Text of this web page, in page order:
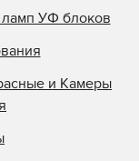
ламп УФ блоков
и Камеры